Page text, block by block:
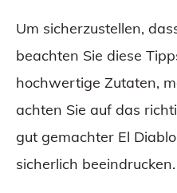
Um sicherzustellen,
beachten Sie diese
hochwertige Zutaten,
achten Sie auf das
gut gemachter El
sicherlich beeindrucken.